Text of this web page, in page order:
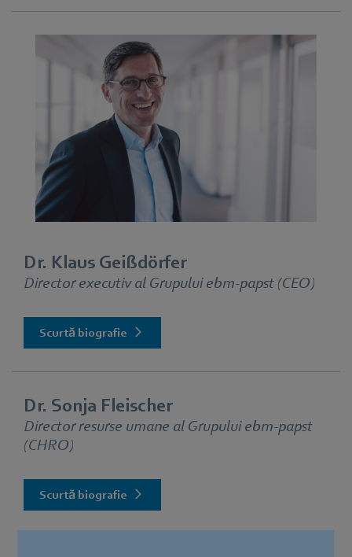
Dr. Klaus Geißdörfer
Director executiv al Grupului ebm‑papst (CEO)
Scurtă biografie
Dr. Sonja Fleischer
Director resurse umane al Grupului ebm‑papst
(CHRO)
Scurtă biografie